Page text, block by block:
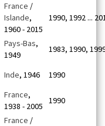
France /
Islande,
1960 - 2015
1990, 1992 ...
Pays-Bas,
1949
1983, 1990,
Inde, 1946
1990
France,
1938 - 2005
1990
France /